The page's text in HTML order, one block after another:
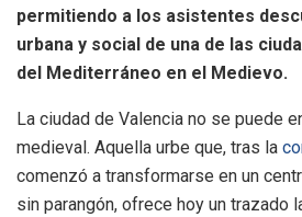
permitiendo a los asistentes
urbana y social de una de las
del Mediterráneo en el Medievo.
La ciudad de Valencia no se puede
medieval. Aquella urbe que, tras la
comenzó a transformarse en un
sin parangón, ofrece hoy un trazado